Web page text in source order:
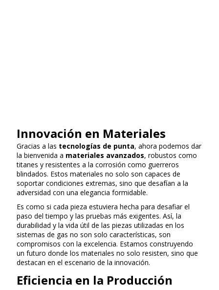
Innovación en Materiales
Gracias a las tecnologías de punta, ahora podemos dar
la bienvenida a materiales avanzados, robustos como
titanes y resistentes a la corrosión como guerreros
blindados. Estos materiales no solo son capaces de
soportar condiciones extremas, sino que desafían a la
adversidad con una elegancia formidable.
Es como si cada pieza estuviera hecha para desafiar el
paso del tiempo y las pruebas más exigentes. Así, la
durabilidad y la vida útil de las piezas utilizadas en los
sistemas de gas no son solo características, son
compromisos con la excelencia. Estamos construyendo
un futuro donde los materiales no solo resisten, sino que
destacan en el escenario de la innovación.
Eficiencia en la Producción